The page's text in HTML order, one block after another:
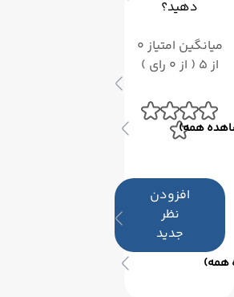
همه)
همه)
دهید؟
میانگین امتیاز 0
از 5 ( از 0 رای )
افزودن
نظر
جدید